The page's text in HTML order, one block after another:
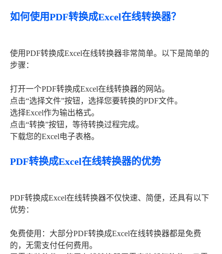
如何使用PDF转换成Excel在线转换器？
使用PDF转换成Excel在线转换器非常简单。以下是简单的
步骤：
打开一个PDF转换成Excel在线转换器的网站。
点击“选择文件”按钮，选择您要转换的PDF文件。
选择Excel作为输出格式。
点击“转换”按钮，等待转换过程完成。
下载您的Excel电子表格。
PDF转换成Excel在线转换器的优势
PDF转换成Excel在线转换器不仅快速、简便，还具有以下
优势：
免费使用：大部分PDF转换成Excel在线转换器都是免费
的，无需支付任何费用。